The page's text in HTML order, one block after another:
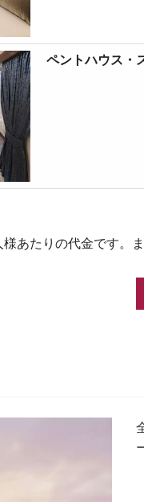
ペントハウス・
あたりの代金です。